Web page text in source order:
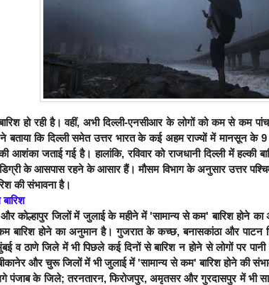
हो रही है। वहीं, अभी दिल्ली-एनसीआर के लोगों को कम से कम
ने बताया कि दिल्ली समेत उत्तर भारत के कई अहम राज्यों में
आशंका जताई गई है। हालांकि, रविवार को राजधानी दिल्ली में हल्‍की
डिग्री के आसपास रहने के आसार हैं। मौसम विभाग के अनुसार उत्तर
की संभावना है।
और कोल्हापुर जिलों में जुलाई के महीने में 'सामान्य से कम' बारिश होने
बारिश होने का अनुमान है। गुजरात के कच्छ, बनासकांठा और
व ठाणे जिले में भी पिछले कई दिनों से बारिश न होने से लोगों पर
और चुरू जिलों में भी जुलाई में 'सामान्य से कम' बारिश होने की
पंजाब के जिले; तरनतारन, फिरोजपुर, अमृतसर और गुरदासपुर में भी